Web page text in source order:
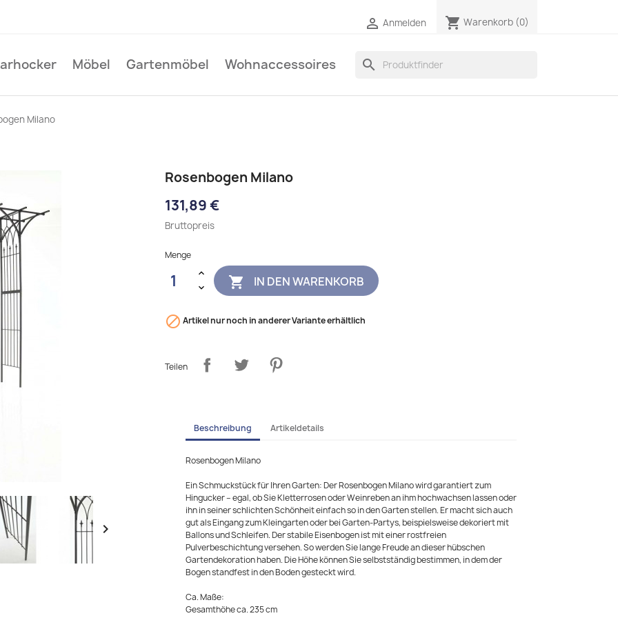
 Anmelden shopping_cart Warenkorb (0)
Möbel Gartenmöbel Wohnaccessoires search
Milano

Rosenbogen Milano
131,89 €
Bruttopreis
Menge
 IN DEN WARENKORB
 Artikel nur noch in anderer Variante erhältlich
Teilen
Beschreibung Artikeldetails
Rosenbogen Milano
Ein Schmuckstück für Ihren Garten: Der Rosenbogen Milano wird garantiert zum
Hingucker – egal, ob Sie Kletterrosen oder Weinreben an ihm hochwachsen lassen oder
ihn in seiner schlichten Schönheit einfach so in den Garten stellen. Er macht sich auch
gut als Eingang zum Kleingarten oder bei Garten-Partys, beispielsweise dekoriert mit
Ballons und Schleifen. Der stabile Eisenbogen ist mit einer rostfreien
Pulverbeschichtung versehen. So werden Sie lange Freude an dieser hübschen
Gartendekoration haben. Die Höhe können Sie selbstständig bestimmen, in dem der
Bogen standfest in den Boden gesteckt wird.
Ca. Maße:
Gesamthöhe ca. 235 cm